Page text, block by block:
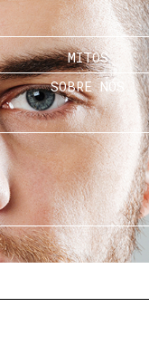
MITOS
SOBRE NÓS